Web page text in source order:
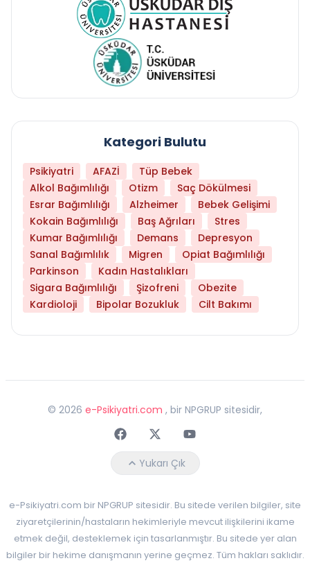
Kategori Bulutu
Psikiyatri AFAZİ
Tüp Bebek
Alkol Bağımlılığı
Otizm
Saç Dökülmesi
Esrar Bağımlılığı
Alzheimer
Bebek Gelişimi
Kokain Bağımlılığı
Baş Ağrıları
Stres
Kumar Bağımlılığı
Demans
Depresyon
Sanal Bağımlılık
Migren
Opiat Bağımlılığı
Parkinson
Kadın Hastalıkları
Sigara Bağımlılığı
Şizofreni
Obezite
Kardioloji
Bipolar Bozukluk Cilt Bakımı
© 2026 e-Psikiyatri.com , bir NPGRUP sitesidir,
FaceebokTwitterYoutube
Yukarı Çık
e-Psikiyatri.com bir NPGRUP sitesidir. Bu sitede verilen bilgiler, site
ziyaretçilerinin/hastaların hekimleriyle mevcut ilişkilerini ikame
etmek değil, desteklemek için tasarlanmıştır. Bu sitede yer alan
bilgiler bir hekime danışmanın yerine geçmez. Tüm hakları saklıdır.